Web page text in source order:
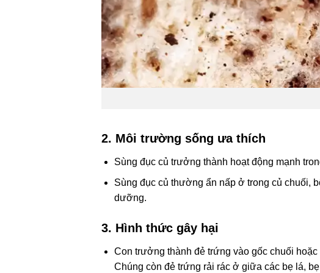
2. Môi trường sống ưa thích
Sùng đục củ trưởng thành hoạt động mạnh
Sùng đục củ thường ẩn nấp ở trong củ chuối,
dưỡng.
3. Hình thức gây hại
Con trưởng thành đẻ trứng vào gốc chuối
Chúng còn đẻ trứng rải rác ở giữa các bẹ lá,